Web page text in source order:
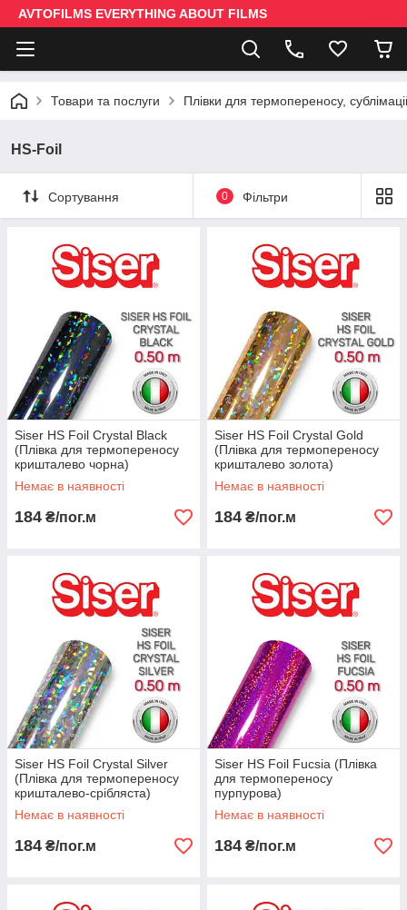
AVTOFILMS EVERYTHING ABOUT FILMS
Товари та послуги Плівки для термопереносу,
HS-Foil
Сортування 0 Фільтри
Siser HS Foil Crystal Black
(Плівка для термопереносу
кришталево чорна)
Немає в наявності
184 ₴/пог.м
Siser HS Foil Crystal Gold
(Плівка для термопереносу
кришталево золота)
Немає в наявності
184 ₴/пог.м
Siser HS Foil Crystal Silver
(Плівка для термопереносу
кришталево-срібляста)
Немає в наявності
184 ₴/пог.м
Siser HS Foil Fucsia (Плівка
для термопереносу
пурпурова)
Немає в наявності
184 ₴/пог.м